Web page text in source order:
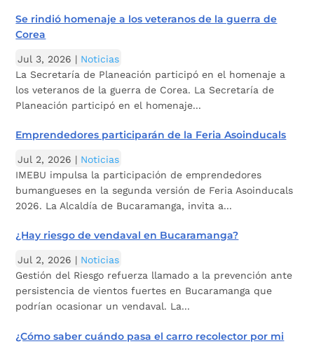
Se rindió homenaje a los veteranos de la guerra de
Corea
Jul 3, 2026 | Noticias
La Secretaría de Planeación participó en el homenaje a
los veteranos de la guerra de Corea. La Secretaría de
Planeación participó en el homenaje...
Emprendedores participarán de la Feria Asoinducals
Jul 2, 2026 | Noticias
IMEBU impulsa la participación de emprendedores
bumangueses en la segunda versión de Feria Asoinducals
2026. La Alcaldía de Bucaramanga, invita a...
¿Hay riesgo de vendaval en Bucaramanga?
Jul 2, 2026 | Noticias
Gestión del Riesgo refuerza llamado a la prevención ante
persistencia de vientos fuertes en Bucaramanga que
podrían ocasionar un vendaval. La...
¿Cómo saber cuándo pasa el carro recolector por mi